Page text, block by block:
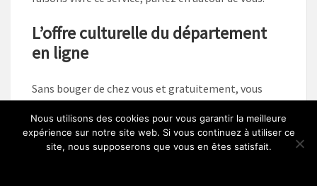
L’offre culturelle du département
en ligne
Sans bouger de chez vous et gratuitement, vous
du siteCulture.Cantal.fr. Ce site propose
gratuitement :
Nous utilisons des cookies pour vous garantir la meilleure
expérience sur notre site web. Si vous continuez à utiliser ce
site, nous supposerons que vous en êtes satisfait.